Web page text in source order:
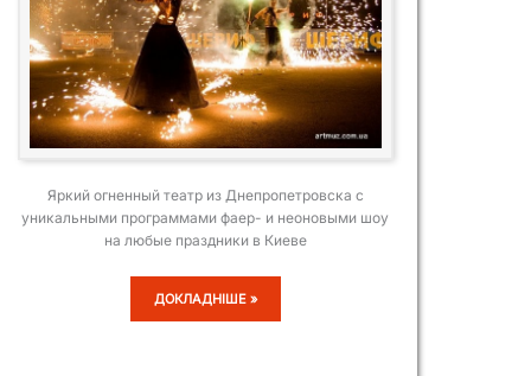
Яркий огненный театр из Днепропетровска с
уникальными программами фаер- и неоновыми шоу
на любые праздники в Киеве
МАХАТМА
ДОКЛАДНІШЕ »